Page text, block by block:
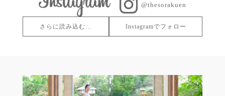
@thesorakuen
さらに読み込む… Instagramでフォロー